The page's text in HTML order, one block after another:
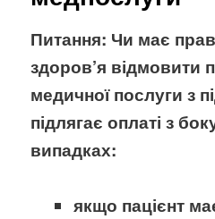
Питання: Чи має
здоров’я відмовити
медичної послуги з
підлягає оплаті з
випадках:
якщо пацієнт